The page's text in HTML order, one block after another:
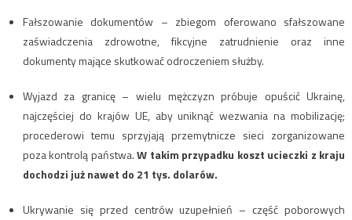
Fałszowanie dokumentów – zbiegom oferowano sfałszowane
zaświadczenia zdrowotne, fikcyjne zatrudnienie oraz inne
dokumenty mające skutkować odroczeniem służby.
Wyjazd za granicę – wielu mężczyzn próbuje opuścić Ukrainę,
najczęściej do krajów UE, aby uniknąć wezwania na mobilizację;
procederowi temu sprzyjają przemytnicze sieci zorganizowane
poza kontrolą państwa.W takim przypadku koszt ucieczki z kraju
dochodzi już nawet do 21 tys. dolarów.
Ukrywanie się przed centrów uzupełnień – część poborowych